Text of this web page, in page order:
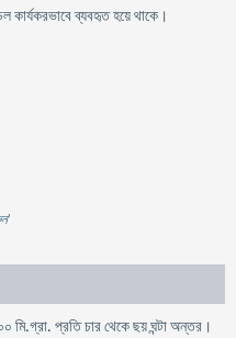
কার্যকরভাবে ব্যবহৃত হয়ে থাকে।
'
মি.গ্রা. প্রতি চার থেকে ছয় ঘন্টা অন্তর।